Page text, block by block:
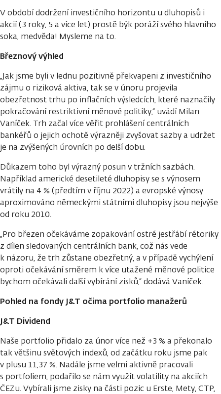
V období dodržení investičního horizontu u dluhopisů i
akcií (3 roky, 5 a více let) prostě býk poráží svého hlavního
soka, medvěda! Mysleme na to.
Březnový výhled
„Jak jsme byli v lednu pozitivně překvapeni z investičního
zájmu o riziková aktiva, tak se v únoru projevila
obezřetnost trhu po inflačních výsledcích, které naznačily
pokračování restriktivní měnové politiky,“ uvádí Milan
Vaníček. Trh začal více věřit prohlášení centrálních
bankéřů o jejich ochotě výrazněji zvyšovat sazby a udržet
je na zvýšených úrovních po delší dobu.
Důkazem toho byl výrazný posun v tržních sazbách.
Například americké desetileté dluhopisy se s výnosem
vrátily na 4 % (předtím v říjnu 2022) a evropské výnosy
aproximováno německými státními dluhopisy jsou nejvýše
od roku 2010.
„Pro březen očekáváme zopakování ostré jestřábí rétoriky
z dílen sledovaných centrálních bank, což nás vede
k názoru, že trh zůstane obezřetný, a v případě vychýlení
oproti očekávání směrem k více utažené měnové politice
bychom očekávali další vybírání zisků,“ dodává Vaníček.
Pohled na fondy J&T očima portfolio manažerů
J&T Dividend
Naše portfolio přidalo za únor více než +3 % a překonalo
tak většinu světových indexů, od začátku roku jsme pak
v plusu 11,37 %. Nadále jsme velmi aktivně pracovali
s portfoliem, podařilo se nám využít volatility na akciích
ČEZu. Vybírali jsme zisky na části pozic u Erste, Mety, CTP,